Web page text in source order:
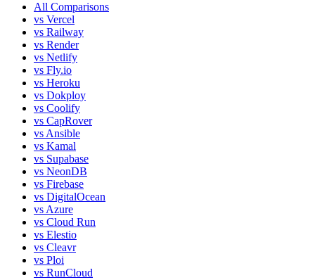
All Comparisons
vs Vercel
vs Railway
vs Render
vs Netlify
vs Fly.io
vs Heroku
vs Dokploy
vs Coolify
vs CapRover
vs Ansible
vs Kamal
vs Supabase
vs NeonDB
vs Firebase
vs DigitalOcean
vs Azure
vs Cloud Run
vs Elestio
vs Cleavr
vs Ploi
vs RunCloud